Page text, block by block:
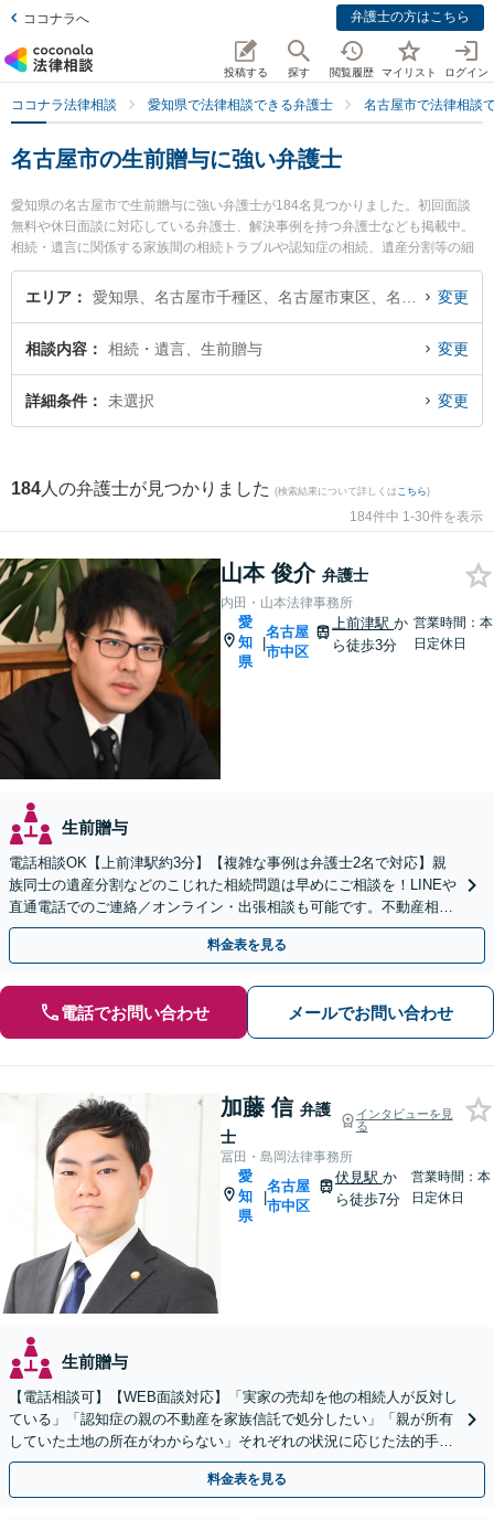
ココナラへ 弁護士の方はこちら
投稿する 探す 閲覧履歴 マイリスト ログイン
ココナラ法律相談 愛知県で法律相談できる弁護士 名古屋市で法律相談
名古屋市の生前贈与に強い弁護士
愛知県の名古屋市で生前贈与に強い弁護士が184名見つかりました。初回面談
無料や休日面談に対応している弁護士、解決事例を持つ弁護士なども掲載中。
相続・遺言に関係する家族間の相続トラブルや認知症の相続、遺産分割等の細
かな分野での絞り込み検索もでき便利です。特に内田・山本法律事務所の山本
俊介弁護士や冨田・島岡法律事務所の加藤 信弁護士、遠藤・伊佐治法律事務所
護士に相談したい』『生前贈与のトラブル解決の実績豊富な近くの弁護士を検
索したい』『初回相談無料で生前贈与を法律相談できる名古屋市内の弁護士に
相談予約したい』などでお困りの相談者さんにおすすめです。
エリア 変更
相談内容 相続・遺言、生前贈与 変更
詳細条件 未選択 変更
184 人の弁護士が見つかりました (検索結果について詳しくは こちら)
184件中 1-30件を表示
山本 俊介 弁護士
内田・山本法律事務所
愛
知
県
|
名古屋
市中区
上前津駅か
ら徒歩3分
営業時間：本
日定休日
生前贈与
電話相談OK【上前津駅約3分】【複雑な事例は弁護士2名で対応】親
族同士の遺産分割などのこじれた相続問題は早めにご相談を！LINEや
直通電話でのご連絡／オンライン・出張相談も可能です。不動産相続
／相続放棄／寄与分／遺言書作成【初回相談無料】
料金表を見る
電話でお問い合わせ メールでお問い合わせ
加藤 信 弁護
士
インタビューを見
る
冨田・島岡法律事務所
愛
知
県
|
名古屋
市中区
伏見駅 か
ら徒歩7分
営業時間：本
日定休日
生前贈与
【電話相談可】【WEB面談対応】「実家の売却を他の相続人が反対し
ている」「認知症の親の不動産を家族信託で処分したい」「親が所有
していた土地の所在がわからない」それぞれの状況に応じた法的手続
きを丁寧にサポートし、納得のいく解決を目指します。
料金表を見る